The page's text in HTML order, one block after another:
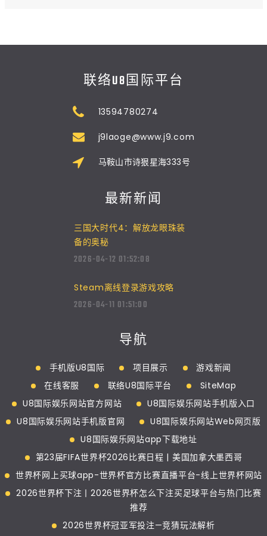
联络U8国际平台
13594780274
j9laoge@www.j9.com
马鞍山市诗狠星海333号
最新新闻
三国大时代4：解放龙眼珠装
备的奥秘
2026-04-12 01:52:08
Steam离线登录游戏攻略
2026-04-11 01:51:00
导航
手机版U8国际 项目展示
游戏新闻
在线客服
联络U8国际平台
SiteMap
U8国际娱乐网站官方网站
U8国际娱乐网站手机版入口
U8国际娱乐网站手机版官网
U8国际娱乐网站Web网页版
U8国际娱乐网站app下载地址
第23届FIFA世界杯2026比赛日程 | 美国加拿大墨西哥
世界杯网上买球app-世界杯官方比赛直播平台-线上世界杯网站
2026世界杯下注丨2026世界杯怎么下注买足球平台与热门比赛
推荐
2026世界杯冠亚军投注—竞猜玩法解析